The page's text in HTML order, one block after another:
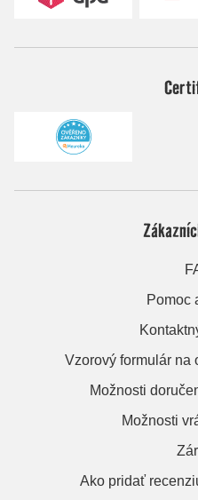
Pomoc
Vzorový formulár na
Možnosti
Možnosti
Ako pridať